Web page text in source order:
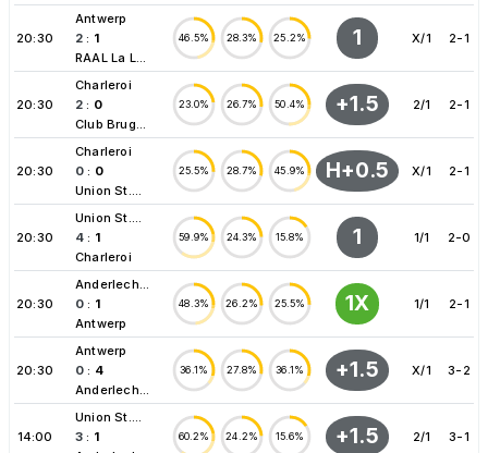
20:30
Antwerp
2 : 1
RAAL La L...
46.5% 28.3% 25.2% 1 X/1 2-1
20:30
Charleroi
2 : 0
Club Brug...
23.0% 26.7% 50.4% +1.5 2/1 2-1
20:30
Charleroi
0 : 0
Union St....
25.5% 28.7% 45.9% H+0.5 X/1 2-1
20:30
Union St....
4 : 1
Charleroi
59.9% 24.3% 15.8% 1 1/1 2-0
20:30
Anderlech...
0 : 1
Antwerp
48.3% 26.2% 25.5% 1X 1/1 2-1
20:30
Antwerp
0 : 4
Anderlech...
36.1% 27.8% 36.1% +1.5 X/1 3-2
14:00
Union St....
3 : 1
60.2% 24.2% 15.6% +1.5 2/1 3-1